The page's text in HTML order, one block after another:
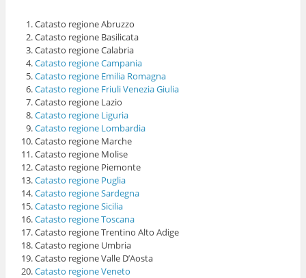
Catasto regione Abruzzo
Catasto regione Basilicata
Catasto regione Calabria
Catasto regione Campania
Catasto regione Emilia Romagna
Catasto regione Friuli Venezia Giulia
Catasto regione Lazio
Catasto regione Liguria
Catasto regione Lombardia
Catasto regione Marche
Catasto regione Molise
Catasto regione Piemonte
Catasto regione Puglia
Catasto regione Sardegna
Catasto regione Sicilia
Catasto regione Toscana
Catasto regione Trentino Alto Adige
Catasto regione Umbria
Catasto regione Valle D’Aosta
Catasto regione Veneto